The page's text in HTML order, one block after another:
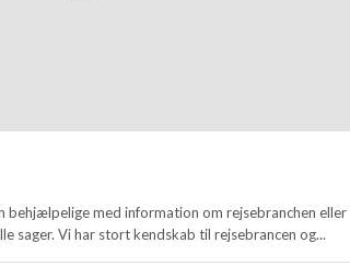
behjælpelige med information om rejsebranchen eller
sager. Vi har stort kendskab til rejsebrancen og...